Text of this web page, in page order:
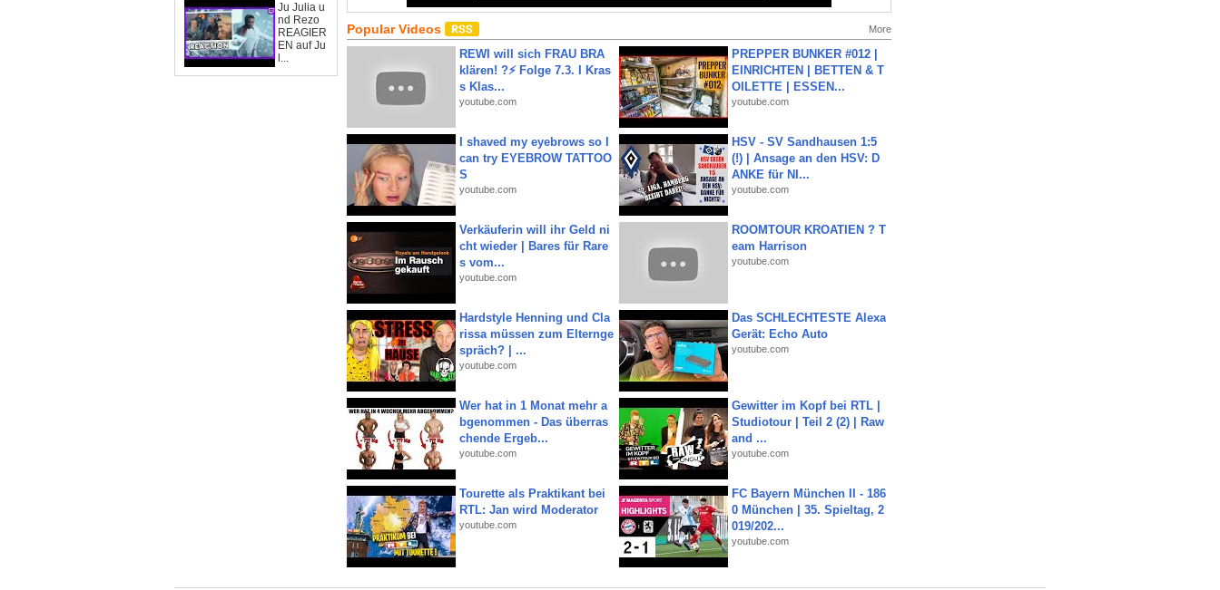
Ju Julia u
nd Rezo
REAGIER
EN auf Ju
l...
Popular Videos More
REWI will sich FRAU BRA
klären! ?⚡️ Folge 7.3. I Kras
s Klas...
youtube.com
PREPPER BUNKER #012 |
EINRICHTEN | BETTEN & T
OILETTE | ESSEN...
youtube.com
I shaved my eyebrows so I
can try EYEBROW TATTOO
S
youtube.com
HSV - SV Sandhausen 1:5
(!) | Ansage an den HSV: D
ANKE für NI...
youtube.com
Verkäuferin will ihr Geld ni
cht wieder | Bares für Rare
s vom...
youtube.com
ROOMTOUR KROATIEN ? T
eam Harrison
youtube.com
Hardstyle Henning und Cla
rissa müssen zum Elternge
spräch? | ...
youtube.com
Das SCHLECHTESTE Alexa
Gerät: Echo Auto
youtube.com
Wer hat in 1 Monat mehr a
bgenommen - Das überras
chende Ergeb...
youtube.com
Gewitter im Kopf bei RTL |
Studiotour | Teil 2 (2) | Raw
and ...
youtube.com
Tourette als Praktikant bei
RTL: Jan wird Moderator
youtube.com
FC Bayern München II - 186
0 München | 35. Spieltag, 2
019/202...
youtube.com